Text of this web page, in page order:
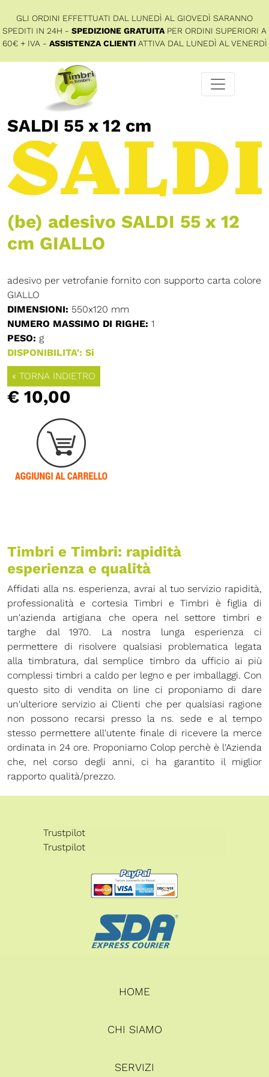
GLI ORDINI EFFETTUATI DAL LUNEDÌ AL GIOVEDÌ SARANNO
SPEDITI IN 24H - SPEDIZIONE GRATUITA PER ORDINI SUPERIORI A
60€ + IVA - ASSISTENZA CLIENTIATTIVA DAL LUNEDÌ AL VENERDÌ
SALDI 55 x 12 cm
(be) adesivo SALDI 55 x 12
cm GIALLO
adesivo per vetrofanie fornito con supporto carta colore
GIALLO
DIMENSIONI: 550x120 mm
NUMERO MASSIMO DI RIGHE: 1
PESO: g
DISPONIBILITA': Si
« TORNA INDIETRO
€ 10,00
Timbri e Timbri: rapidità
esperienza e qualità
Affidati alla ns. esperienza, avrai al tuo servizio rapidità,
professionalità e cortesia Timbri e Timbri è figlia di
un'azienda artigiana che opera nel settore timbri e
targhe dal 1970. La nostra lunga esperienza ci
permettere di risolvere qualsiasi problematica legata
alla timbratura, dal semplice timbro da ufficio ai più
complessi timbri a caldo per legno e per imballaggi. Con
questo sito di vendita on line ci proponiamo di dare
un'ulteriore servizio ai Clienti che per qualsiasi ragione
non possono recarsi presso la ns. sede e al tempo
stesso permettere all'utente finale di ricevere la merce
ordinata in 24 ore. Proponiamo Colop perchè è l'Azienda
che, nel corso degli anni, ci ha garantito il miglior
rapporto qualità/prezzo.
Trustpilot
Trustpilot
HOME
CHI SIAMO
SERVIZI